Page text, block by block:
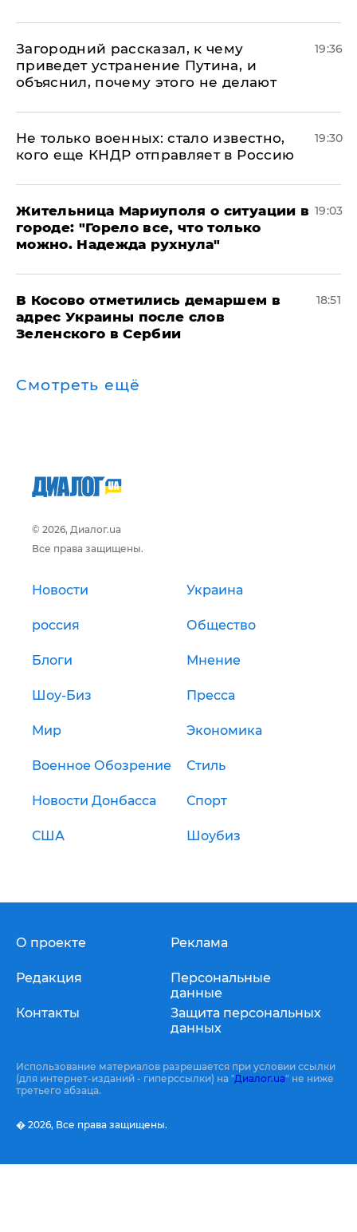
Загородний рассказал, к чему
приведет устранение Путина, и
объяснил, почему этого не делают
19:36
Не только военных: стало известно,
кого еще КНДР отправляет в Россию
19:30
Жительница Мариуполя о ситуации в
городе: "Горело все, что только
можно. Надежда рухнула"
19:03
В Косово отметились демаршем в
адрес Украины после слов
Зеленского в Сербии
18:51
Смотреть ещё
© 2026, Диалог.ua
Все права защищены.
Новости Украина
россия Общество
Блоги Мнение
Шоу-Биз Пресса
Мир Экономика
Военное Обозрение Стиль
Новости Донбасса Спорт
США Шоубиз
О проекте
Редакция
Контакты
Реклама
Персональные
данные
Защита персональных
данных
Использование материалов разрешается при условии ссылки
(для интернет-изданий - гиперссылки) на "Диалог.ua" не ниже
третьего абзаца.
� 2026, Все права защищены.